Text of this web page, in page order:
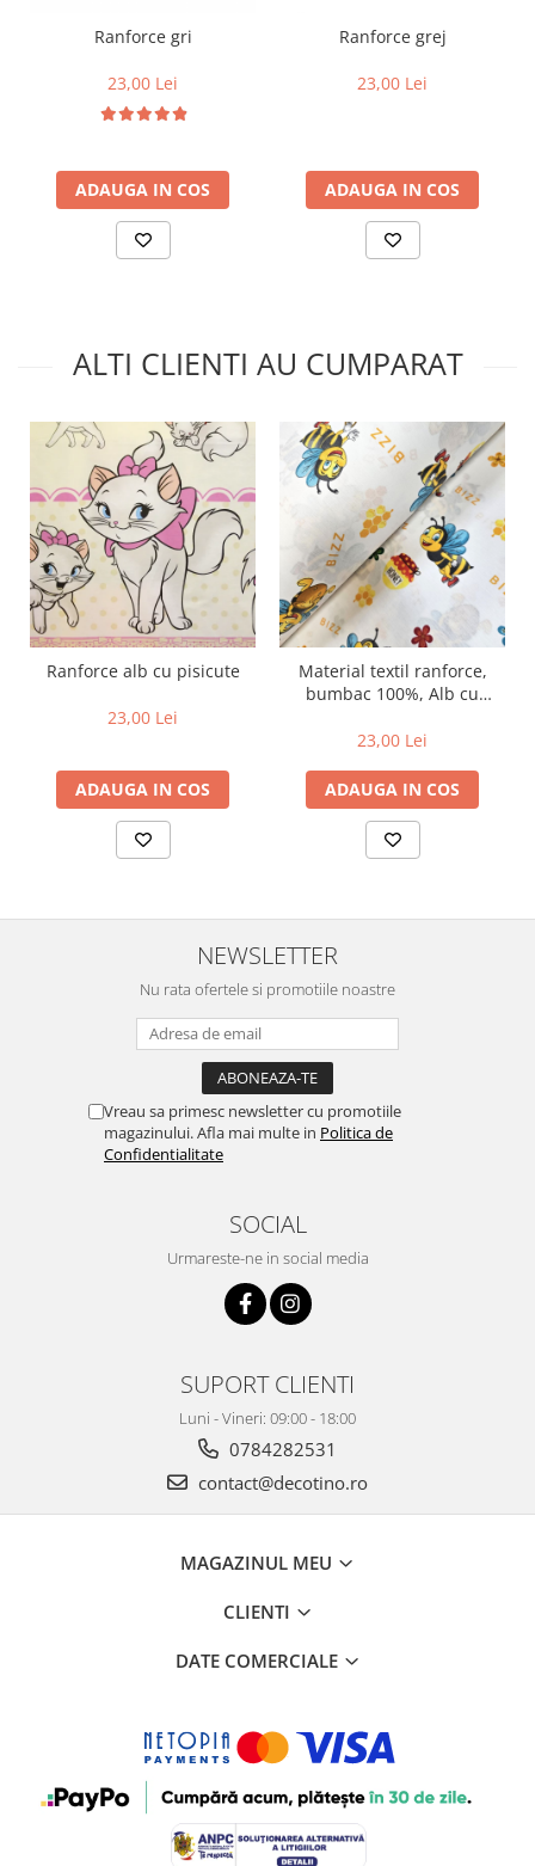
Ranforce gri
23,00 Lei
ADAUGA IN COS
Ranforce grej
23,00 Lei
ADAUGA IN COS
ALTI CLIENTI AU CUMPARAT
Ranforce alb cu pisicute
23,00 Lei
ADAUGA IN COS
Material textil ranforce,
bumbac 100%, Alb cu
23,00 Lei
ADAUGA IN COS
NEWSLETTER
Nu rata ofertele si promotiile noastre
Vreau sa primesc newsletter cu promotiile
magazinului. Afla mai multe in Politica de
Confidentialitate
SOCIAL
Urmareste-ne in social media
SUPORT CLIENTI
Luni - Vineri: 09:00 - 18:00
0784282531
contact@decotino.ro
MAGAZINUL MEU
CLIENTI
DATE COMERCIALE